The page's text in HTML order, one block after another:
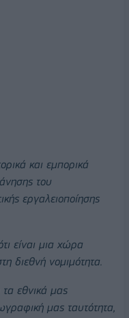
και εμπορικά
του
εργαλειοποίησης
είναι μια χώρα
διεθνή νομιμότητα.
εθνικά μας
μας ταυτότητα,